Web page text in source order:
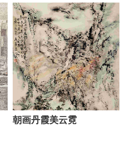
朝画丹霞美云霓